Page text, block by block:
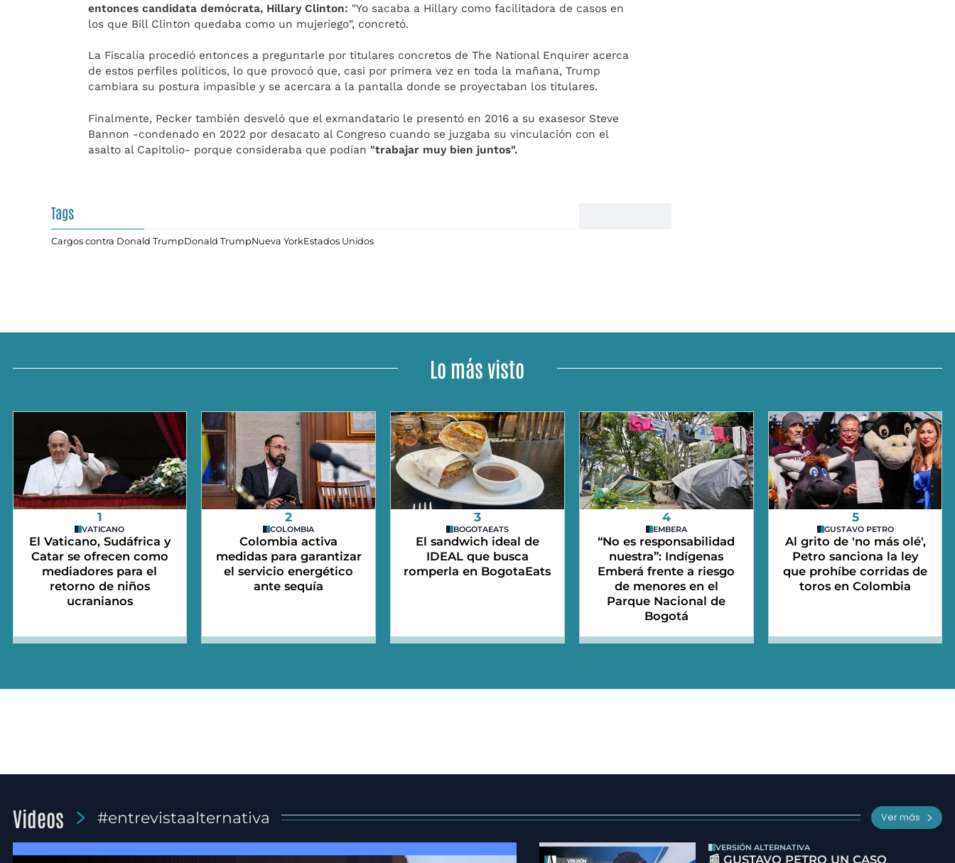
entonces candidata demócrata, Hillary Clinton: "Yo sacaba a Hillary como facilitadora de casos en
los que Bill Clinton quedaba como un mujeriego", concretó.
La Fiscalía procedió entonces a preguntarle por titulares concretos de The National Enquirer acerca
de estos perfiles políticos, lo que provocó que, casi por primera vez en toda la mañana, Trump
cambiara su postura impasible y se acercara a la pantalla donde se proyectaban los titulares.
Finalmente, Pecker también desveló que el exmandatario le presentó en 2016 a su exasesor Steve
Bannon -condenado en 2022 por desacato al Congreso cuando se juzgaba su vinculación con el
asalto al Capitolio- porque consideraba que podían "trabajar muy bien juntos".
Tags
Cargos contra Donald TrumpDonald TrumpNueva YorkEstados Unidos
Lo más visto
1
VATICANO
El Vaticano, Sudáfrica y
Catar se ofrecen como
mediadores para el
retorno de niños
ucranianos
2
COLOMBIA
Colombia activa
medidas para garantizar
el servicio energético
ante sequía
3
BOGOTAEATS
El sandwich ideal de
IDEAL que busca
romperla en BogotaEats
4
EMBERA
“No es responsabilidad
nuestra”: Indígenas
Emberá frente a riesgo
de menores en el
Parque Nacional de
Bogotá
5
GUSTAVO PETRO
Al grito de 'no más olé',
Petro sanciona la ley
que prohíbe corridas de
toros en Colombia
Videos #entrevistaalternativa Ver más
VERSIÓN ALTERNATIVA
📰 GUSTAVO PETRO UN CASO